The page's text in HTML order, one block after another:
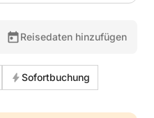
Reisedaten hinzufügen
Sofortbuchung